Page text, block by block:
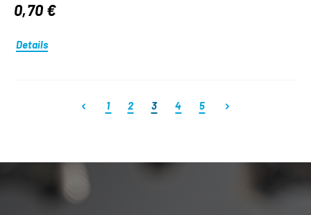
0,70 €
Details
Seite
1 Seite
2 Seite
3 Seite
4 Seite
5